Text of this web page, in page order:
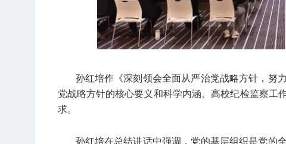
孙红培作《深刻领会全面从严治党战略方针，努
党战略方针的核心要义和科学内涵、高校纪检监察工
求。
孙红培在总结讲话中强调，党的基层组织是党的